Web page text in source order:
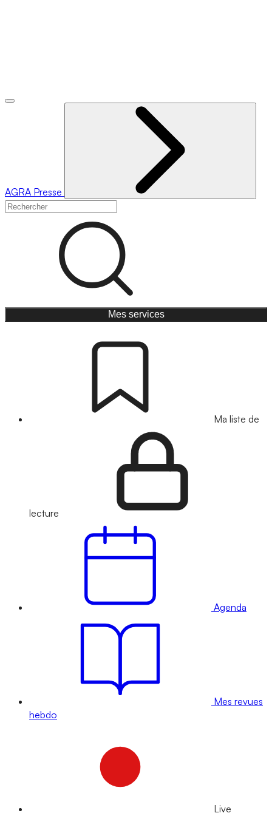
AGRA Presse
Mes services
Ma liste de
lecture
Agenda
Mes revues
hebdo
Live